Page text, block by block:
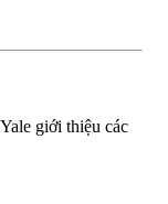
giới thiệu các